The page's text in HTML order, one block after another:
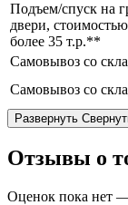
Подъем/спуск на
двери,
более 35 т.р.**
Самовывоз со
Самовывоз со
Развернуть
Отзывы о
Оценок пока нет —